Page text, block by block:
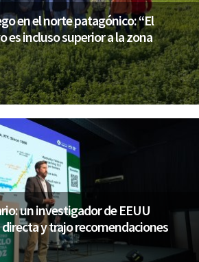
en el norte patagónico: “El
incluso superior a la zona
un investigador de EEUU
y trajo recomendaciones